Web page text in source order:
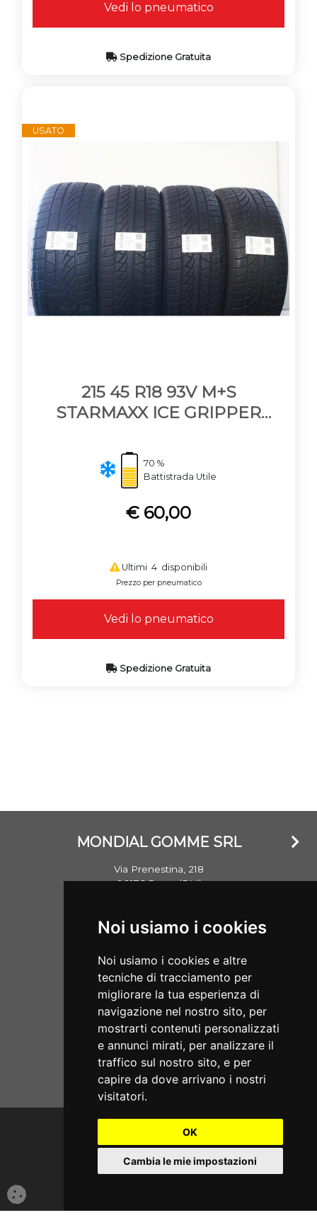
Noi usiamo i cookies
Noi usiamo i cookies e altre
tecniche di tracciamento per
migliorare la tua esperienza di
navigazione nel nostro sito, per
mostrarti contenuti personalizzati
e annunci mirati, per analizzare il
traffico sul nostro sito, e per
capire da dove arrivano i nostri
visitatori.
OK
Cambia le mie impostazioni
Vedi lo pneumatico
Spedizione Gratuita
USATO
215 45 R18 93V M+S
STARMAXX ICE GRIPPER
70 %
Battistrada Utile
€ 60,00
Ultimi 4 disponibili
Prezzo per pneumatico
Vedi lo pneumatico
Spedizione Gratuita
MONDIAL GOMME SRL
Via Prenestina, 218
00176 Roma (RM)
Aperti dal lunedì al sabato
08:00/13:00 - 15:30/19:00
SERVIZI
Servizi
Chi Siamo
Punti di Montaggio
Termini e Privacy
ECOMMERCE
Condizioni di Vendita
Cambio e Restituzione Merci
Guida all'Acquisto
© 2021 Realizzazione Sito e Web Marketing Tredweb S.r.l.